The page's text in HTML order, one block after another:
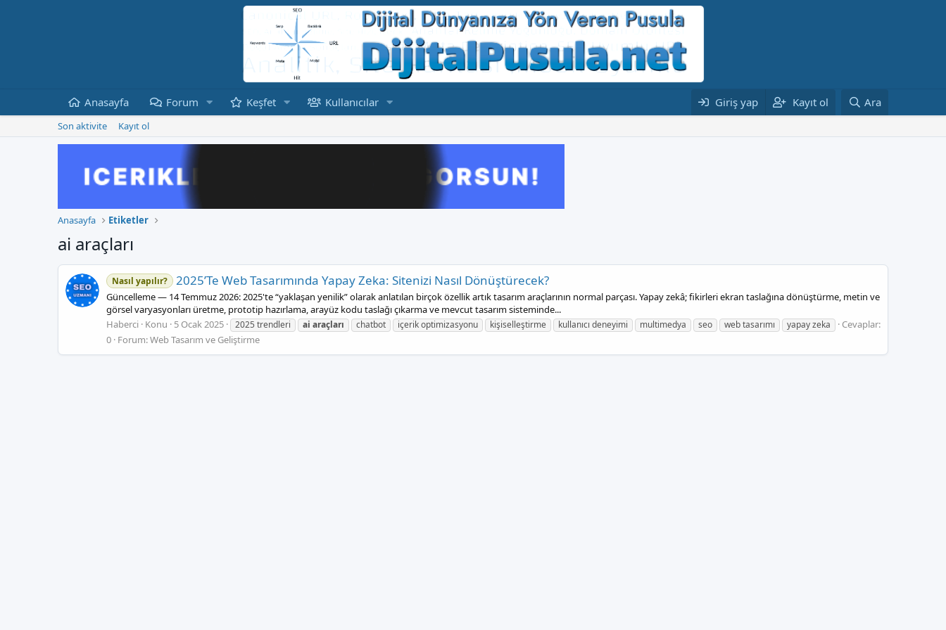
Anasayfa Forum Keşfet Kullanıcılar Giriş yap Kayıt ol Ara
Son aktivite Kayıt ol
Anasayfa Etiketler
ai araçları
Nasıl yapılır? 2025’Te Web Tasarımında Yapay Zeka: Sitenizi Nasıl Dönüştürecek?
Güncelleme — 14 Temmuz 2026: 2025'te “yaklaşan yenilik” olarak anlatılan birçok özellik artık tasarım araçlarının normal parçası. Yapay zekâ; fikirleri ekran taslağına dönüştürme, metin ve
görsel varyasyonları üretme, prototip hazırlama, arayüz kodu taslağı çıkarma ve mevcut tasarım sisteminde...
Haberci Konu 5 Ocak 2025 2025 trendleri ai araçları chatbot içerik optimizasyonu kişiselleştirme kullanıcı deneyimi multimedya seo web tasarımı yapay zeka
Cevaplar:
0 Forum:Web Tasarım ve Geliştirme